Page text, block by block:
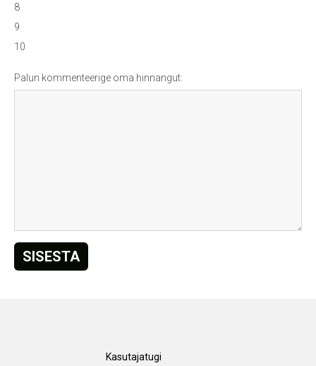
8
9
10
Palun kommenteerige oma hinnangut:
Kasutajatugi